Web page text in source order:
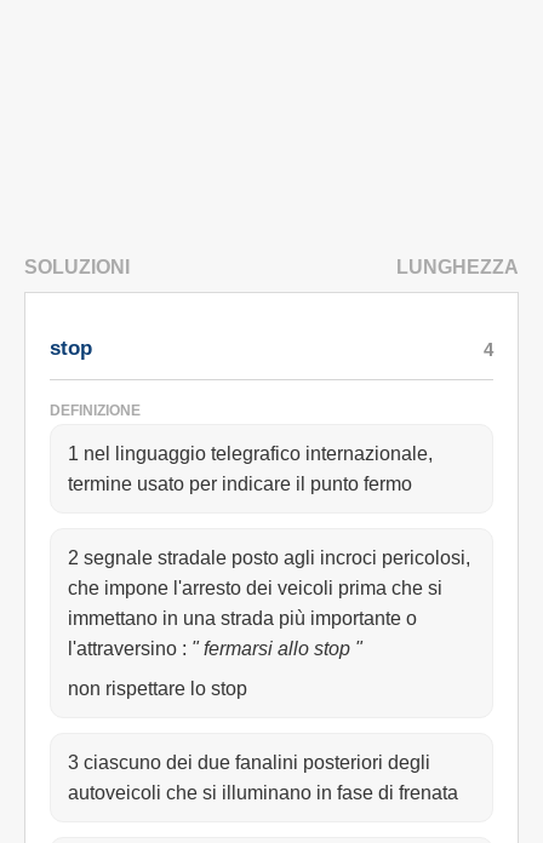
SOLUZIONI LUNGHEZZA
stop
DEFINIZIONE
1 nel linguaggio telegrafico internazionale,
termine usato per indicare il punto fermo
2 segnale stradale posto agli incroci pericolosi,
che impone l'arresto dei veicoli prima che si
immettano in una strada più importante o
l'attraversino : " fermarsi allo stop "
non rispettare lo stop
3 ciascuno dei due fanalini posteriori degli
autoveicoli che si illuminano in fase di frenata
4